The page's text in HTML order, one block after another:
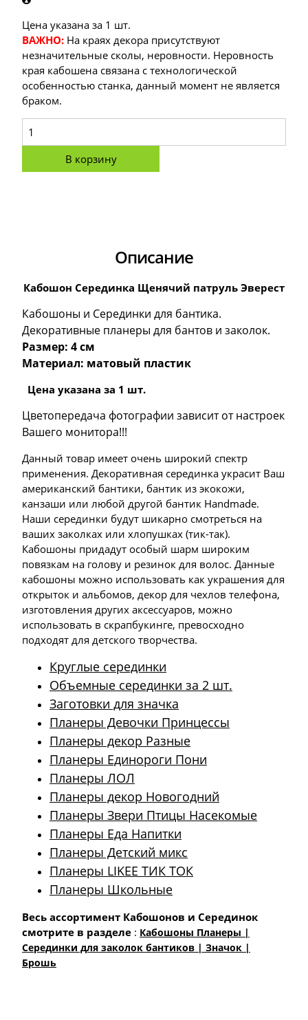
Цена указана за 1 шт.
ВАЖНО: На краях декора присутствуют
незначительные сколы, неровности. Неровность
края кабошена связана с технологической
особенностью станка, данный момент не является
браком.
В корзину
Описание
Кабошон Серединка Щенячий патруль Эверест
Кабошоны и Серединки для бантика.
Декоративные планеры для бантов и заколок.
Размер: 4 см
Материал: матовый пластик
Цена указана за 1 шт.
Цветопередача фотографии зависит от настроек
Вашего монитора!!!
Данный товар имеет очень широкий спектр
применения. Декоративная серединка украсит Ваш
американский бантики, бантик из экокожи,
канзаши или любой другой бантик Handmade.
Наши серединки будут шикарно смотреться на
ваших заколках или хлопушках (тик-так).
Кабошоны придадут особый шарм широким
повязкам на голову и резинок для волос. Данные
кабошоны можно использовать как украшения для
открыток и альбомов, декор для чехлов телефона,
изготовления других аксессуаров, можно
использовать в скрапбукинге, превосходно
подходят для детского творчества.
Круглые серединки
Объемные серединки за 2 шт.
Заготовки для значка
Планеры Девочки Принцессы
Планеры декор Разные
Планеры Единороги Пони
Планеры ЛОЛ
Планеры декор Новогодний
Планеры Звери Птицы Насекомые
Планеры Еда Напитки
Планеры Детский микс
Планеры LIKEE ТИК ТОК
Планеры Школьные
Весь ассортимент Кабошонов и Серединок
смотрите в разделе : Кабошоны Планеры |
Cерединки для заколок бантиков | Значок |
Брошь